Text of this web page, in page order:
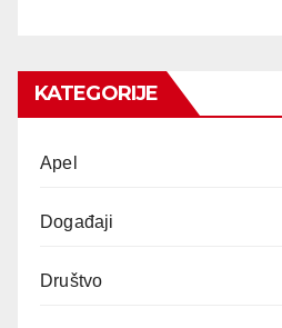
KATEGORIJE
Apel
Događaji
Društvo